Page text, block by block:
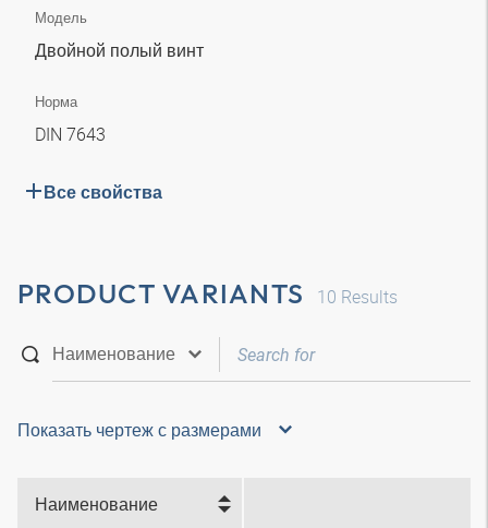
Модель
Двойной полый винт
Норма
DIN 7643
Все свойства
PRODUCT VARIANTS 10 Results
Показать чертеж с размерами
Наименование